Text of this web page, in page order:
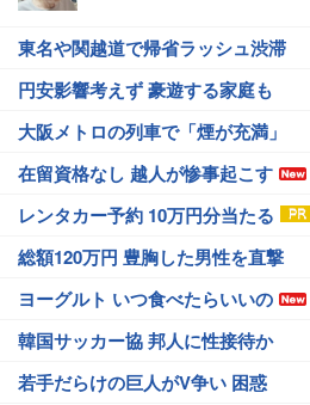
東名や関越道で帰省ラッシュ渋滞
円安影響考えず 豪遊する家庭も
大阪メトロの列車で「煙が充満」
在留資格なし 越人が惨事起こす
レンタカー予約 10万円分当たる
総額120万円 豊胸した男性を直撃
ヨーグルト いつ食べたらいいの
韓国サッカー協 邦人に性接待か
若手だらけの巨人がV争い 困惑